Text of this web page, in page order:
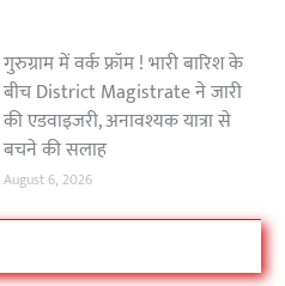
गुरुग्राम में वर्क फ्रॉम ! भारी बारिश के
बीच District Magistrate ने जारी
की एडवाइजरी, अनावश्यक यात्रा से
बचने की सलाह
August 6, 2026